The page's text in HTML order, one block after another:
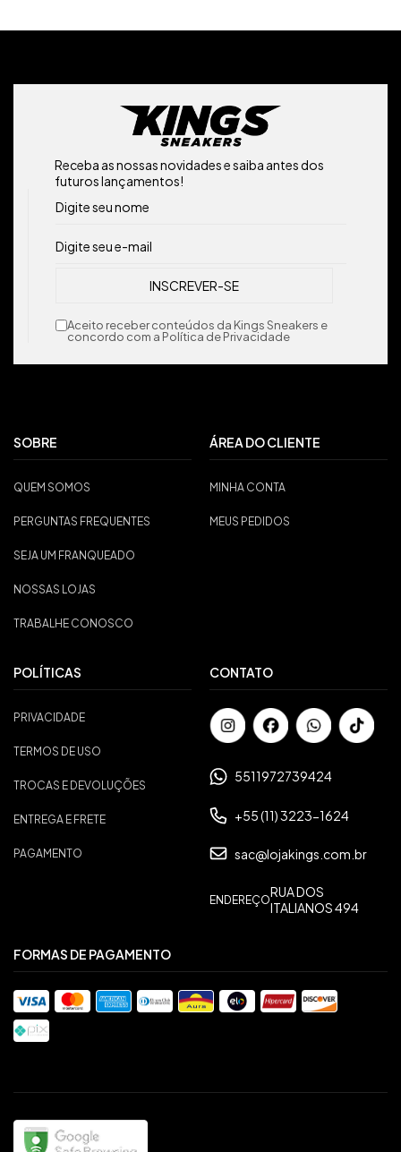
Receba as nossas novidades e saiba antes dos
futuros lançamentos!
Aceito receber conteúdos da Kings Sneakers e
concordo com a Política de Privacidade
SOBRE
QUEM SOMOS
PERGUNTAS FREQUENTES
SEJA UM FRANQUEADO
NOSSAS LOJAS
TRABALHE CONOSCO
ÁREA DO CLIENTE
MINHA CONTA
MEUS PEDIDOS
POLÍTICAS
PRIVACIDADE
TERMOS DE USO
TROCAS E DEVOLUÇÕES
ENTREGA E FRETE
PAGAMENTO
CONTATO
5511972739424
+55 (11) 3223-1624
sac@lojakings.com.br
ENDEREÇORUA DOS
ITALIANOS 494
FORMAS DE PAGAMENTO